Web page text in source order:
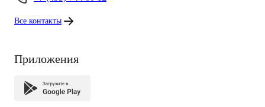
Все контакты
Приложения